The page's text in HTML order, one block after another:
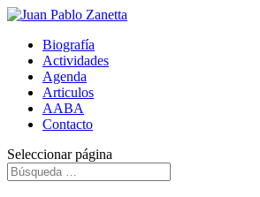
Biografía
Actividades
Agenda
Articulos
AABA
Contacto
Seleccionar página